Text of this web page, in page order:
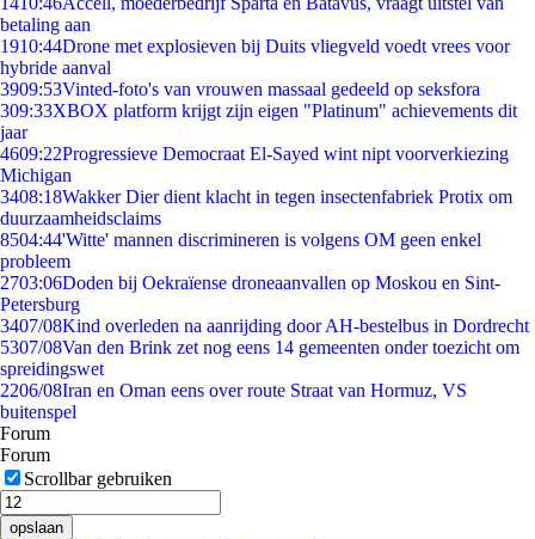
betaling aan
1910:44Drone met explosieven bij Duits vliegveld voedt vrees voor
hybride aanval
3909:53Vinted-foto's van vrouwen massaal gedeeld op seksfora
309:33XBOX platform krijgt zijn eigen "Platinum" achievements dit
jaar
4609:22Progressieve Democraat El-Sayed wint nipt voorverkiezing
Michigan
3408:18Wakker Dier dient klacht in tegen insectenfabriek Protix om
duurzaamheidsclaims
8504:44'Witte' mannen discrimineren is volgens OM geen enkel
probleem
2703:06Doden bij Oekraïense droneaanvallen op Moskou en Sint-
Petersburg
3407/08Kind overleden na aanrijding door AH-bestelbus in Dordrecht
5307/08Van den Brink zet nog eens 14 gemeenten onder toezicht om
spreidingswet
2206/08Iran en Oman eens over route Straat van Hormuz, VS
buitenspel
Forum
Forum
Scrollbar gebruiken
opslaan